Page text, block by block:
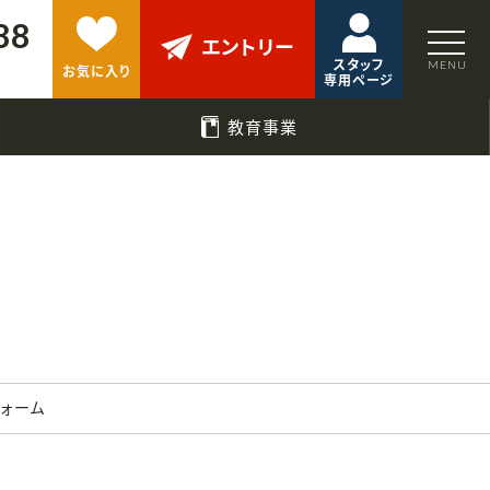
お気に入り
エントリー
スタッフ
専用ページ
教育事業
ーム